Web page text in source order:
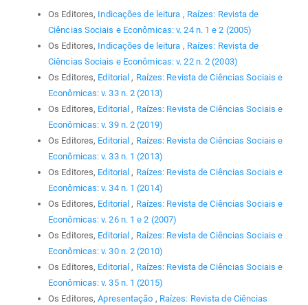
Os Editores, Indicações de leitura , Raízes: Revista de
Ciências Sociais e Econômicas: v. 24 n. 1 e 2 (2005)
Os Editores, Indicações de leitura , Raízes: Revista de
Ciências Sociais e Econômicas: v. 22 n. 2 (2003)
Os Editores, Editorial , Raízes: Revista de Ciências Sociais e
Econômicas: v. 33 n. 2 (2013)
Os Editores, Editorial , Raízes: Revista de Ciências Sociais e
Econômicas: v. 39 n. 2 (2019)
Os Editores, Editorial , Raízes: Revista de Ciências Sociais e
Econômicas: v. 33 n. 1 (2013)
Os Editores, Editorial , Raízes: Revista de Ciências Sociais e
Econômicas: v. 34 n. 1 (2014)
Os Editores, Editorial , Raízes: Revista de Ciências Sociais e
Econômicas: v. 26 n. 1 e 2 (2007)
Os Editores, Editorial , Raízes: Revista de Ciências Sociais e
Econômicas: v. 30 n. 2 (2010)
Os Editores, Editorial , Raízes: Revista de Ciências Sociais e
Econômicas: v. 35 n. 1 (2015)
Os Editores,Apresentação , Raízes: Revista de Ciências